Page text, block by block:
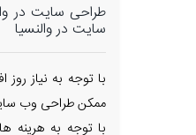
سایت در والنسیا
با توجه به نیاز
ممکن طراحی وب
با توجه به هرینه